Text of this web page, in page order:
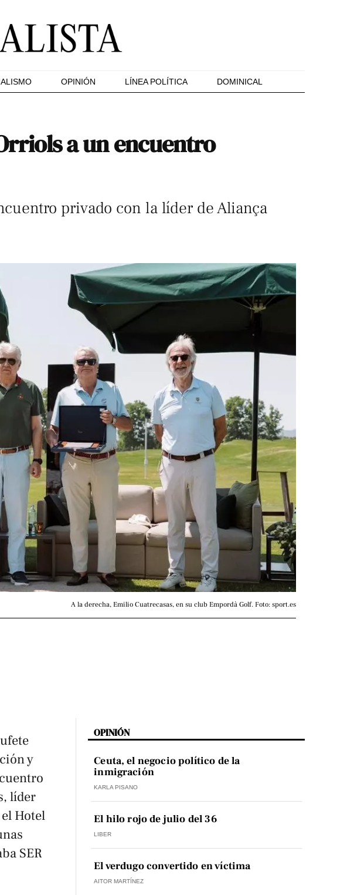
OPINIÓN LÍNEA POLÍTICA DOMINICAL
a un encuentro
privado con la líder de Aliança
A la derecha, Emilio Cuatrecasas, en su club Empordà Golf. Foto: sport.es
y
líder
Hotel
SER
OPINIÓN
Ceuta, el negocio político de la
inmigración
KARLA PISANO
El hilo rojo de julio del 36
LIBER
El verdugo convertido en víctima
AITOR MARTÍNEZ